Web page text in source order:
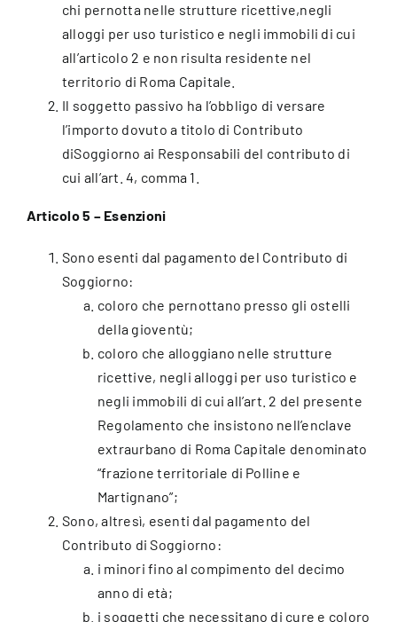
chi pernotta nelle strutture ricettive,negli
alloggi per uso turistico e negli immobili di cui
all’articolo 2 e non risulta residente nel
territorio di Roma Capitale.
Il soggetto passivo ha l’obbligo di versare
l’importo dovuto a titolo di Contributo
diSoggiorno ai Responsabili del contributo di
cui all’art. 4, comma 1.
Articolo 5 – Esenzioni
Sono esenti dal pagamento del Contributo di
Soggiorno:
coloro che pernottano presso gli ostelli
della gioventù;
coloro che alloggiano nelle strutture
ricettive, negli alloggi per uso turistico e
negli immobili di cui all’art. 2 del presente
Regolamento che insistono nell’enclave
extraurbano di Roma Capitale denominato
“frazione territoriale di Polline e
Martignano”;
Sono, altresì, esenti dal pagamento del
Contributo di Soggiorno:
i minori fino al compimento del decimo
anno di età;
i soggetti che necessitano di cure e coloro